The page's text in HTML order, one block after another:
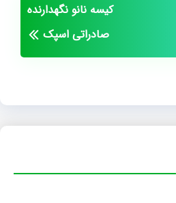
کیسه نانو نگهدارنده
صادراتی اسپک